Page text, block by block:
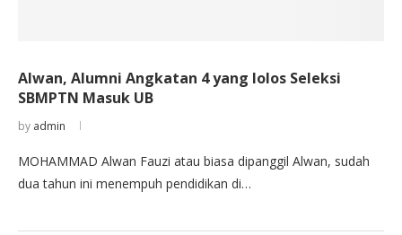
Alwan, Alumni Angkatan 4 yang lolos Seleksi
SBMPTN Masuk UB
by admin
MOHAMMAD Alwan Fauzi atau biasa dipanggil Alwan, sudah
dua tahun ini menempuh pendidikan di…